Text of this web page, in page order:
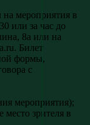
мероприятия в
или за час до
8а или на
Билет
формы,
с
мероприятия);
место зрителя в